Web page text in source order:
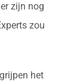
zijn nog
zou
het